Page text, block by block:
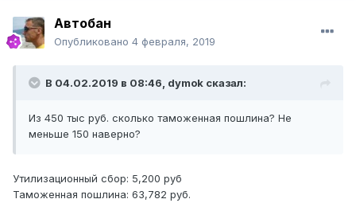
Автобан
Опубликовано 4 февраля, 2019
В 04.02.2019 в 08:46, dymok сказал:
Из 450 тыс руб. сколько таможенная пошлина? Не
меньше 150 наверно?
Утилизационный сбор: 5,200 руб
Таможенная пошлина: 63,782 руб.